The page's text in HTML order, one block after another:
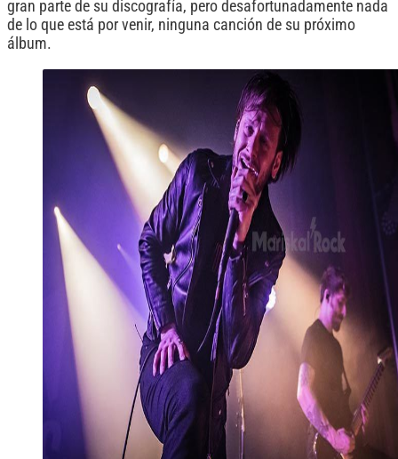
gran parte de su discografía, pero desafortunadamente nada
de lo que está por venir, ninguna canción de su próximo
álbum.